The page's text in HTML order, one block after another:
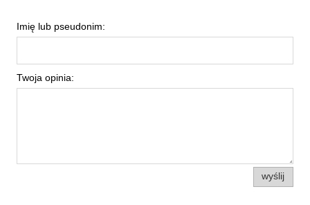
Imię lub pseudonim:
Twoja opinia:
wyślij